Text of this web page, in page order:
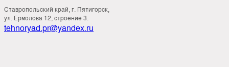
Ставропольский край, г. Пятигорск,
ул. Ермолова 12, строение 3.
tehnoryad.pr@yandex.ru